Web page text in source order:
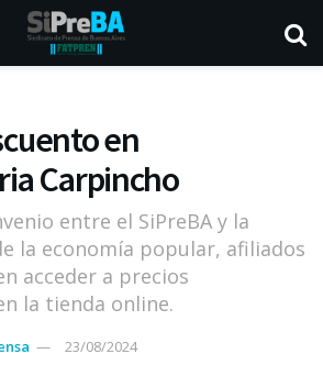
en
Carpincho
entre el SiPreBA y la
la economía popular, afiliados
acceder a precios
la tienda online.
23/08/2024